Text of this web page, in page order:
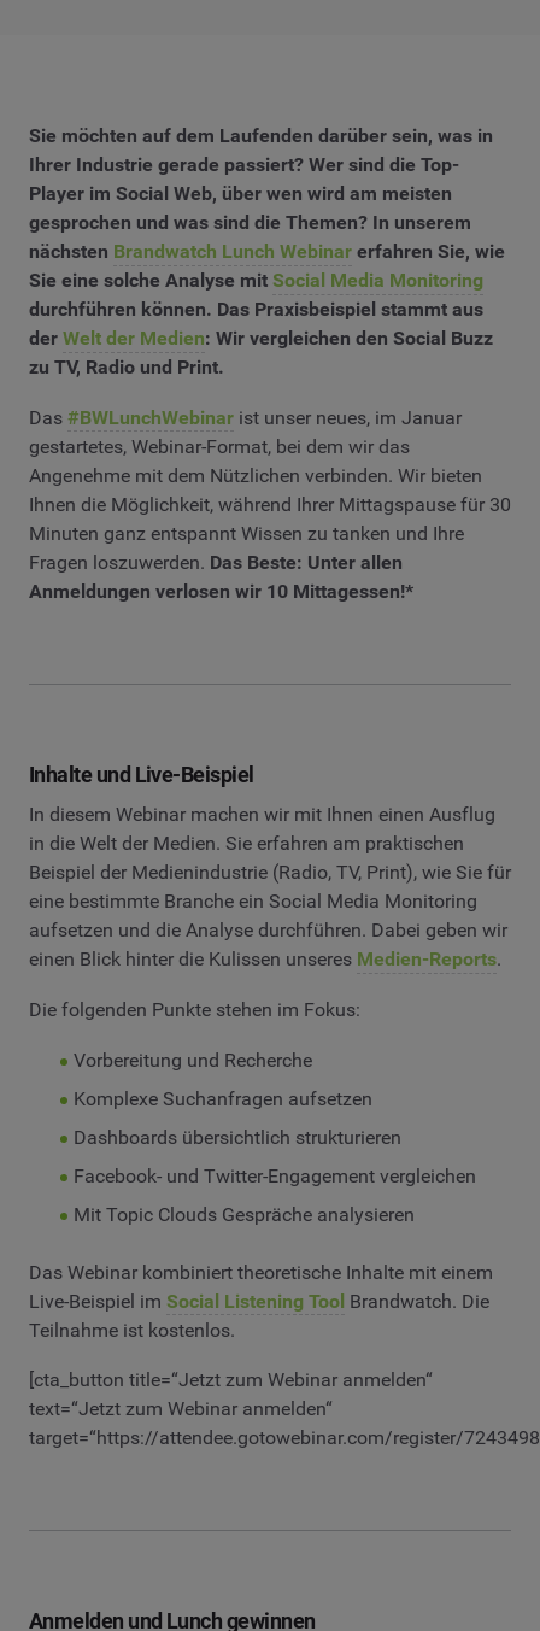
Sie möchten auf dem Laufenden darüber sein, was in
Ihrer Industrie gerade passiert? Wer sind die Top-
Player im Social Web, über wen wird am meisten
gesprochen und was sind die Themen? In unserem
nächsten Brandwatch Lunch Webinar erfahren Sie, wie
Sie eine solche Analyse mit Social Media Monitoring
durchführen können. Das Praxisbeispiel stammt aus
der Welt der Medien: Wir vergleichen den Social Buzz
zu TV, Radio und Print.
Das #BWLunchWebinar ist unser neues, im Januar
gestartetes, Webinar-Format, bei dem wir das
Angenehme mit dem Nützlichen verbinden. Wir bieten
Ihnen die Möglichkeit, während Ihrer Mittagspause für 30
Minuten ganz entspannt Wissen zu tanken und Ihre
Fragen loszuwerden. Das Beste: Unter allen
Anmeldungen verlosen wir 10 Mittagessen!*
Inhalte und Live-Beispiel
In diesem Webinar machen wir mit Ihnen einen Ausflug
in die Welt der Medien. Sie erfahren am praktischen
Beispiel der Medienindustrie (Radio, TV, Print), wie Sie für
eine bestimmte Branche ein Social Media Monitoring
aufsetzen und die Analyse durchführen. Dabei geben wir
einen Blick hinter die Kulissen unseres Medien-Reports.
Die folgenden Punkte stehen im Fokus:
Vorbereitung und Recherche
Komplexe Suchanfragen aufsetzen
Dashboards übersichtlich strukturieren
Facebook- und Twitter-Engagement vergleichen
Mit Topic Clouds Gespräche analysieren
Das Webinar kombiniert theoretische Inhalte mit einem
Live-Beispiel im Social Listening Tool Brandwatch. Die
Teilnahme ist kostenlos.
[cta_button title=“Jetzt zum Webinar anmelden“
text=“Jetzt zum Webinar anmelden“
target=“https://attendee.gotowebinar.com/register/
Anmelden und Lunch gewinnen